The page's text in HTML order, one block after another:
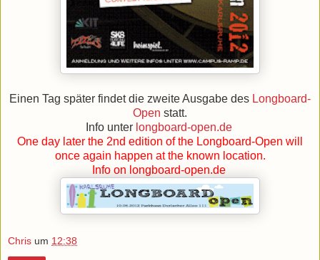
Einen Tag später findet die zweite Ausgabe des Longboard-
Open statt.
Info unter longboard-open.de
One day later the 2nd edition of the Longboard-Open will
once again happen at the known location.
Info on longboard-open.de
Chris um 12:38